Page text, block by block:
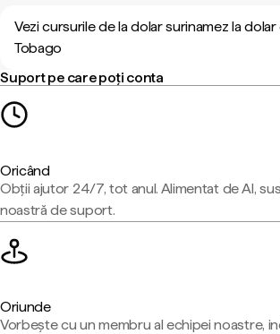
Vezi cursurile de la dolar surinamez la dolar
Tobago
Suport pe care poți conta
Oricând
Obții ajutor 24/7, tot anul. Alimentat de AI,
noastră de suport.
Oriunde
Vorbește cu un membru al echipei noastre,